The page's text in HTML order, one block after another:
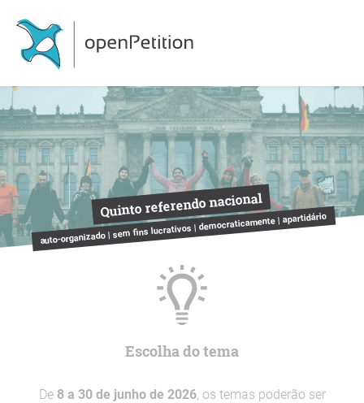
Quinto referendo nacional
auto-organizado | sem fins lucrativos | democraticamente | apartidário
Escolha do tema
De 8 a 30 de junho de 2026, os temas poderão ser